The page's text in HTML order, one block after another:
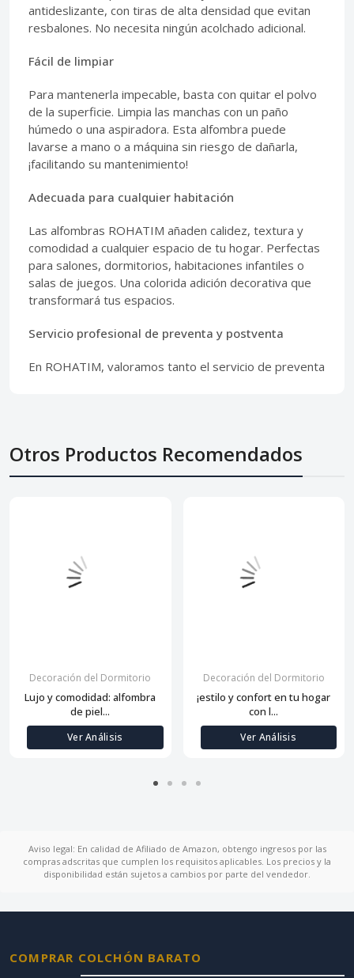
antideslizante, con tiras de alta densidad que evitan
resbalones. No necesita ningún acolchado adicional.
Fácil de limpiar
Para mantenerla impecable, basta con quitar el polvo
de la superficie. Limpia las manchas con un paño
húmedo o una aspiradora. Esta alfombra puede
lavarse a mano o a máquina sin riesgo de dañarla,
¡facilitando su mantenimiento!
Adecuada para cualquier habitación
Las alfombras ROHATIM añaden calidez, textura y
comodidad a cualquier espacio de tu hogar. Perfectas
para salones, dormitorios, habitaciones infantiles o
salas de juegos. Una colorida adición decorativa que
transformará tus espacios.
Servicio profesional de preventa y postventa
En ROHATIM, valoramos tanto el servicio de preventa
Otros Productos Recomendados
Decoración del Dormitorio
Lujo y comodidad: alfombra
de piel...
Ver Análisis
Decoración del Dormitorio
¡estilo y confort en tu hogar
con l...
Ver Análisis
Aviso legal: En calidad de Afiliado de Amazon, obtengo ingresos por las
compras adscritas que cumplen los requisitos aplicables. Los precios y la
disponibilidad están sujetos a cambios por parte del vendedor.
COMPRAR COLCHÓN BARATO